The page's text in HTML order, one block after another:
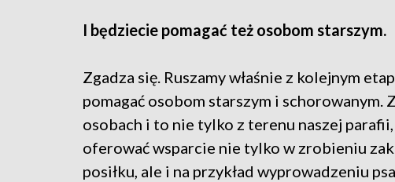
I będziecie pomagać też osobom starszym.
Zgadza się. Ruszamy właśnie z kolejnym
pomagać osobom starszym i schorowanym.
osobach i to nie tylko z terenu naszej
oferować wsparcie nie tylko w zrobieniu
posiłku, ale i na przykład wyprowadzeniu